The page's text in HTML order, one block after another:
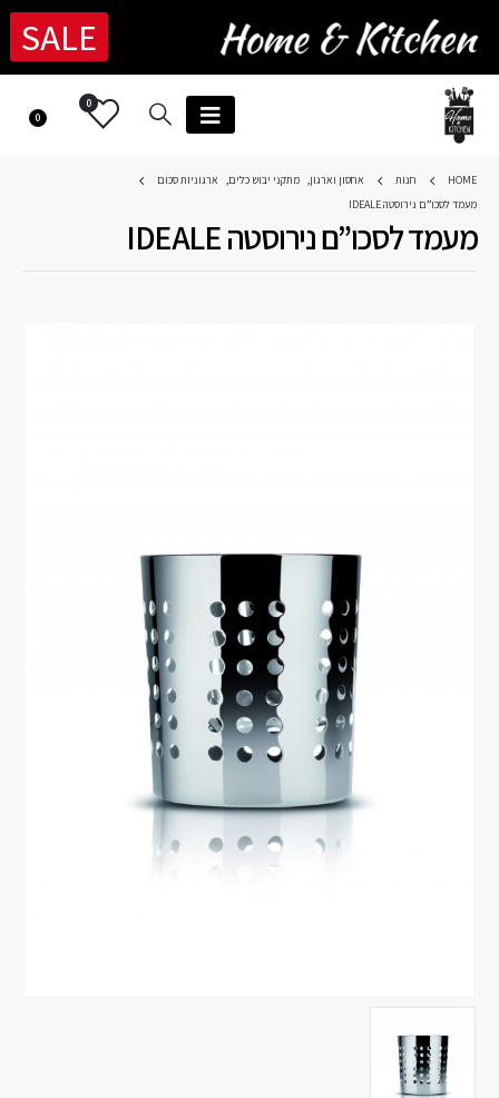
SALE
0
0
HOME חנות אחסון וארגון, מתקני יבוש כלים,
ארגוניות סכום
מעמד לסכו”ם נירוסטה IDEALE
מעמד לסכו”ם נירוסטה IDEALE